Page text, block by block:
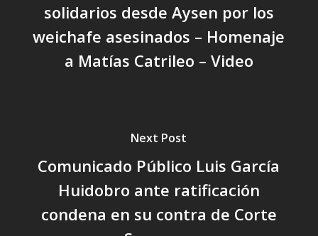
solidarios desde Aysen por los
weichafe asesinados – Homenaje
a Matías Catrileo – Video
Next Post
Comunicado Público Luis García
Huidobro ante ratificación
condena en su contra de Corte